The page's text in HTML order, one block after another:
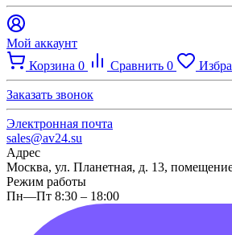
Мой аккаунт
Корзина 0 Сравнить 0
Заказать звонок
Электронная почта
sales@av24.su
Адрес
Москва, ул. Планетная, д. 13,
Режим работы
Пн—Пт 8:30 – 18:00